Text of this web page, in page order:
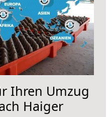
Ihren Umzug
Haiger